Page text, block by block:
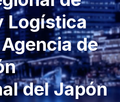
Logística
de
del Japón